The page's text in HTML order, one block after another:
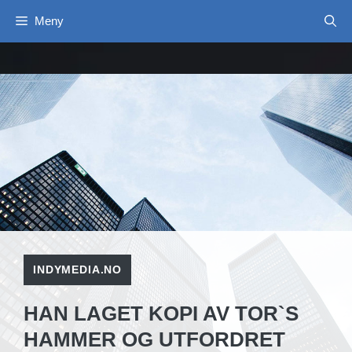
Meny
INDYMEDIA.NO
HAN LAGET KOPI AV TOR`S
HAMMER OG UTFORDRET